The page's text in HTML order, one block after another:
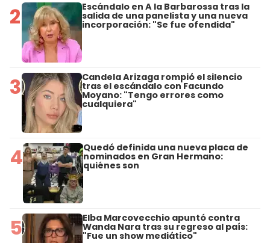
2 Escándalo en A la Barbarossa tras la
salida de una panelista y una nueva
incorporación: "Se fue ofendida"
3 Candela Arizaga rompió el silencio
tras el escándalo con Facundo
Moyano: "Tengo errores como
cualquiera"
4 Quedó definida una nueva placa de
nominados en Gran Hermano:
quiénes son
5 Elba Marcovecchio apuntó contra
Wanda Nara tras su regreso al país:
"Fue un show mediático"